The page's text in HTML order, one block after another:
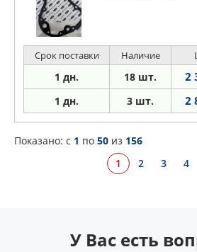
Срок поставки Наличие
1 дн. 18 шт. 2
1 дн. 3 шт. 2
Показано: c 1 по 50 из 156
1
2 3 4
У Вас есть